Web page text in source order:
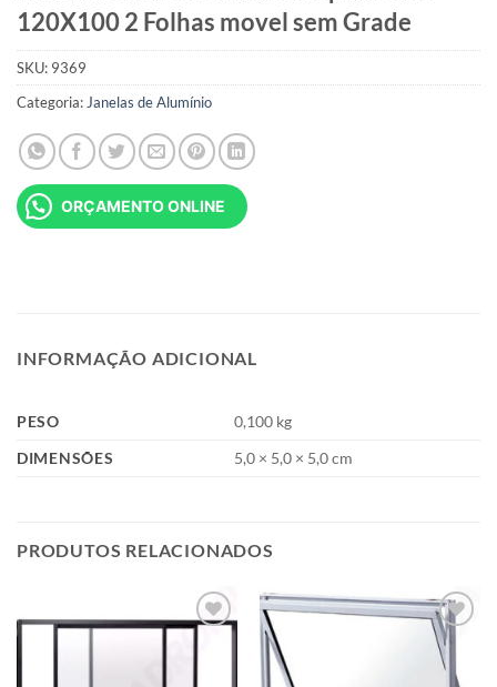
120X100 2 Folhas movel sem Grade
SKU: 9369
Categoria:Janelas de Alumínio
ORÇAMENTO ONLINE
INFORMAÇÃO ADICIONAL
PESO
0,100 kg
DIMENSÕES
5,0 × 5,0 × 5,0 cm
PRODUTOS RELACIONADOS
Add to
wishlist